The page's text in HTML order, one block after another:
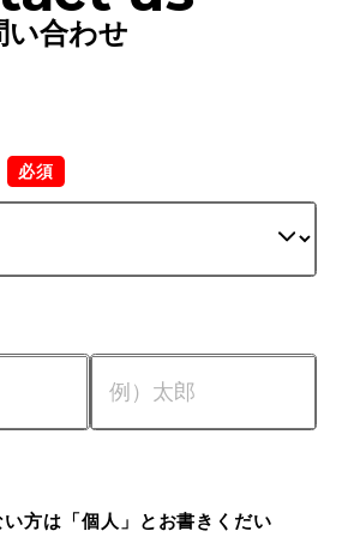
い合わせ
方は「個人」とお書きくだい